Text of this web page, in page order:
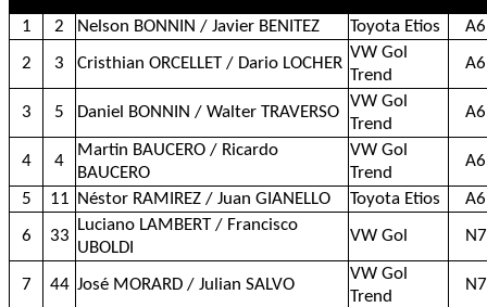
1 2 Nelson BONNIN / Javier BENITEZ Toyota Etios
A6
2
3 Cristhian ORCELLET / Dario LOCHER
VW Gol
Trend
A6
3 5 Daniel BONNIN / Walter TRAVERSO
VW Gol
Trend
A6
4 4
Martin BAUCERO / Ricardo
BAUCERO
VW Gol
Trend
A6
5 11 Néstor RAMIREZ / Juan GIANELLO Toyota Etios
A6
6
33
Luciano LAMBERT / Francisco
UBOLDI
VW Gol N7
7 44 José MORARD / Julian SALVO
VW Gol
Trend
N7